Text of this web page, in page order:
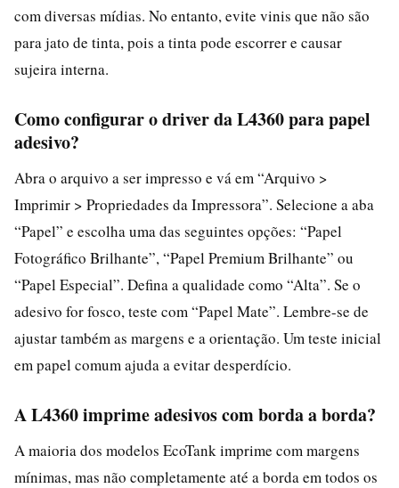
com diversas mídias. No entanto, evite vinis que não são
para jato de tinta, pois a tinta pode escorrer e causar
sujeira interna.
Como configurar o driver da L4360 para papel
adesivo?
Abra o arquivo a ser impresso e vá em “Arquivo >
Imprimir > Propriedades da Impressora”. Selecione a aba
“Papel” e escolha uma das seguintes opções: “Papel
Fotográfico Brilhante”, “Papel Premium Brilhante” ou
“Papel Especial”. Defina a qualidade como “Alta”. Se o
adesivo for fosco, teste com “Papel Mate”. Lembre-se de
ajustar também as margens e a orientação. Um teste inicial
em papel comum ajuda a evitar desperdício.
A L4360 imprime adesivos com borda a borda?
A maioria dos modelos EcoTank imprime com margens
mínimas, mas não completamente até a borda em todos os